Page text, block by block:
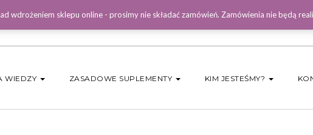
WIEDZY ZASADOWE SUPLEMENTY KIM JESTEŚMY?
wdrożeniem sklepu online - prosimy nie składać zamówień. Zamówienia nie będą